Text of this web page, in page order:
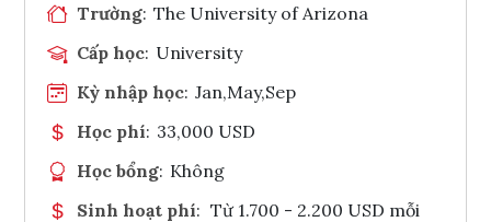
Trường: The University of Arizona
Cấp học: University
Kỳ nhập học: Jan,May,Sep
Học phí: 33,000 USD
Học bổng: Không
Sinh hoạt phí: Từ 1.700 - 2.200 USD mỗi